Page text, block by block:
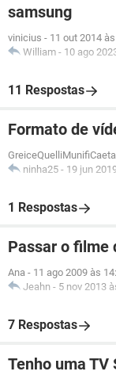
samsung
vinicius - 11 out 2014
William - 10 ago
11 Respostas
Formato de
ninha25 - 19 jun
1 Respostas
Passar o filme
Ana - 11 ago 2009 às
Jeahn - 5 nov 2013
7 Respostas
Tenho uma